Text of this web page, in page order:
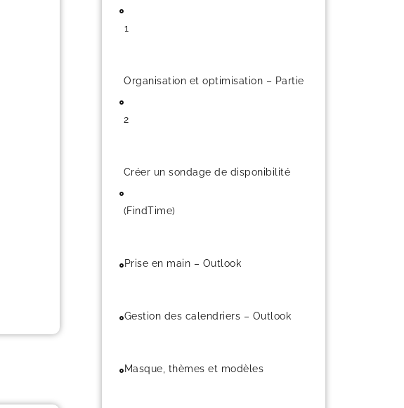
1
Organisation et optimisation – Partie
2
Créer un sondage de disponibilité
(FindTime)
Prise en main – Outlook
Gestion des calendriers – Outlook
Masque, thèmes et modèles